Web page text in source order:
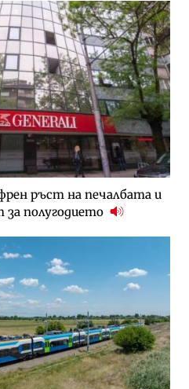
ръст на печалбата и
полугодието